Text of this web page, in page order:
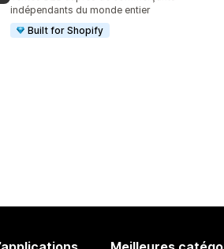
indépendants du monde entier
Built for Shopify